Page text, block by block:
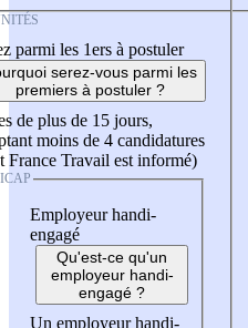
parmi les 1ers à postuler
serez-vous parmi les
premiers à postuler ?
de plus de 15 jours,
moins de 4 candidatures
France Travail est informé)
Employeur handi-
engagé
Qu'est-ce qu'un
employeur handi-
engagé ?
Un employeur handi-